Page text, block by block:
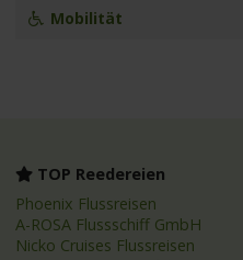
Mobilität
TOP Reedereien
Phoenix Flussreisen
A-ROSA Flussschiff GmbH
Nicko Cruises Flussreisen